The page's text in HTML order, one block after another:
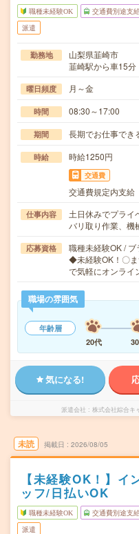
職種未経験OK 交通費別途支
派遣
勤務地
山梨県韮崎市
韮崎駅から車15分
曜日頻度 月～金
時間 08:30～17:00
期間 長期でお仕事でき
時給 時給1250円
交通費
交通費規定内支給
仕事内容
土日休みでプライ
バリ取り作業、
応募資格
職種未経験OK /
◆未経験OK！〇
で気軽にオンラ
職場の雰囲気
年齢層
20代
気になる!
派遣会社 株式会社綜合キ
未読 掲載日 2026/08/05
【未経験OK！】イ
ッフ/日払いOK
職種未経験OK 交通費別途支
派遣